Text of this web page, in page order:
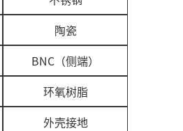
陶瓷
BNC（侧端）
环氧树脂
外壳接地